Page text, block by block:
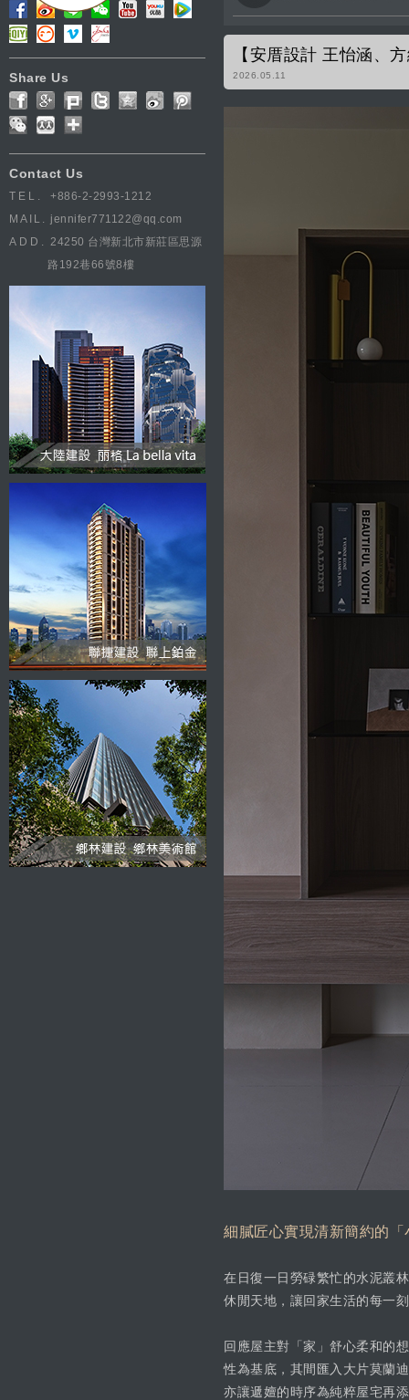
Share Us
Contact Us
TEL.
+886-2-2993-1212
MAIL. jennifer771122@qq.com
ADD. 24250 台灣新北市新莊區思源
路192巷66號8樓
【安厝設計 王怡涵、
2026.05.11
細膩匠心實現清新簡約的
在日復一日勞碌繁忙的水泥叢
休閒天地，讓回家生活的每一
回應屋主對「家」舒心柔和的
性為基底，其間匯入大片莫蘭
亦讓遞嬗的時序為純粹屋宅再